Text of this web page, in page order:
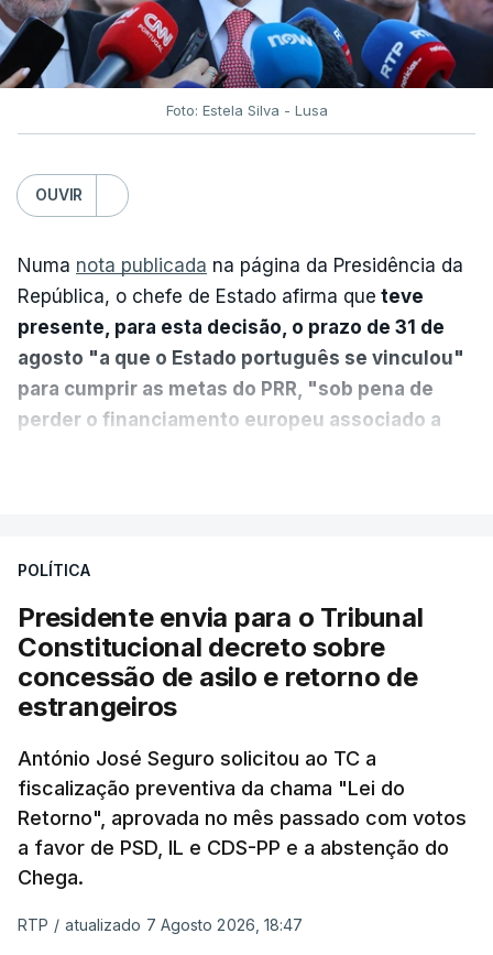
Foto: Estela Silva - Lusa
OUVIR
Numa nota publicada na página da Presidência da
República, o chefe de Estado afirma que teve
presente, para esta decisão, o prazo de 31 de
agosto "a que o Estado português se vinculou"
para cumprir as metas do PRR, "sob pena de
perder o financiamento europeu associado a
sistema mais simples, mais justo e transparente".
"Sempre que seja possível reduzir burocracias,
eliminar sobreposições e garantir que os apoios
chegam a quem mais necessita, estaremos a dar
um passo na direção certa", argumenta o
Presidente da República.
Assegurar que "ninguém é
prejudicado"
POLÍTICA
Presidente envia para o Tribunal
Constitucional decreto sobre
concessão de asilo e retorno de
estrangeiros
António José Seguro solicitou ao TC a
fiscalização preventiva da chama "Lei do
Retorno", aprovada no mês passado com votos
a favor de PSD, IL e CDS-PP e a abstenção do
Chega.
RTP / atualizado 7 Agosto 2026, 18:47